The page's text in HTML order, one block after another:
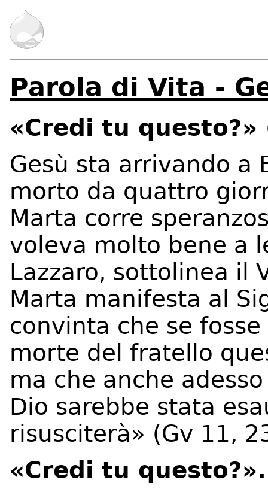
Parola di Vita -
«Credi tu
Gesù sta arrivando a
morto da quattro
Marta corre
voleva molto bene a
Lazzaro, sottolinea il
Marta manifesta al
convinta che se
morte del fratello
ma che anche
Dio sarebbe stata
risusciterà» (Gv 11,
«Credi tu